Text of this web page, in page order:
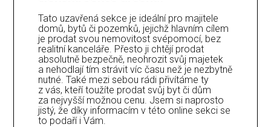
Tato uzavřená sekce je ideální pro majitele
domů, bytů či pozemků, jejichž hlavním cílem
je prodat svou nemovitost svépomocí, bez
realitní kanceláře. Přesto ji chtějí prodat
absolutně bezpečně, neohrozit svůj majetek
a nehodlají tím strávit víc času než je nezbytně
nutné. Také mezi sebou rádi přivítáme ty
z vás, kteří toužíte prodat svůj byt či dům
za nejvyšší možnou cenu. Jsem si naprosto
jistý, že díky informacím v této online sekci se
to podaří i Vám.